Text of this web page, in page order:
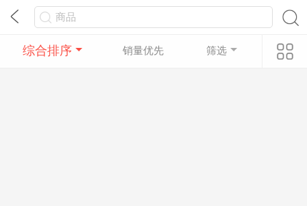
综合排序 销量优先 筛选